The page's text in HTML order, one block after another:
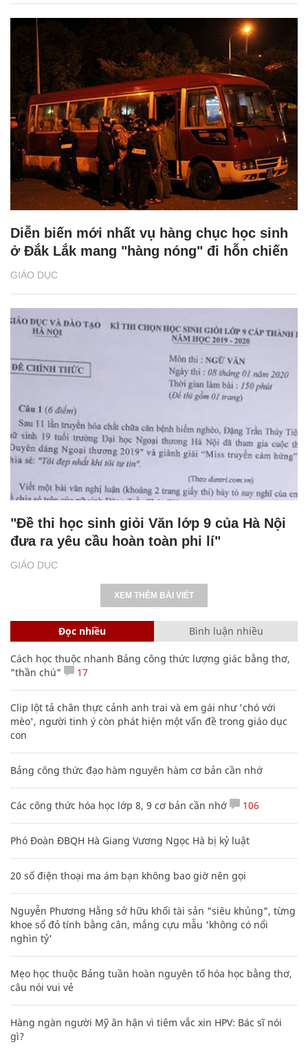
GIÁO DỤC
Diễn biến mới nhất vụ hàng chục học sinh
ở Đắk Lắk mang "hàng nóng" đi hỗn chiến
GIÁO DỤC
"Đề thi học sinh giỏi Văn lớp 9 của Hà Nội
đưa ra yêu cầu hoàn toàn phi lí"
XEM THÊM BÀI VIẾT
Đọc nhiều Bình luận nhiều
Cách học thuộc nhanh Bảng công thức lượng giác bằng thơ,
"thần chú"
17
Clip lột tả chân thực cảnh anh trai và em gái như 'chó với
mèo', người tinh ý còn phát hiện một vấn đề trong giáo dục
con
Bảng công thức đạo hàm nguyên hàm cơ bản cần nhớ
Các công thức hóa học lớp 8, 9 cơ bản cần nhớ 106
Phó Đoàn ĐBQH Hà Giang Vương Ngọc Hà bị kỷ luật
20 số điện thoại ma ám bạn không bao giờ nên gọi
Nguyễn Phương Hằng sở hữu khối tài sản "siêu khủng", từng
khoe sổ đỏ tính bằng cân, mắng cựu mẫu 'không có nổi
nghìn tỷ'
Mẹo học thuộc Bảng tuần hoàn nguyên tố hóa học bằng thơ,
câu nói vui vẻ
Hàng ngàn người Mỹ ân hận vì tiêm vắc xin HPV: Bác sĩ nói
gì?